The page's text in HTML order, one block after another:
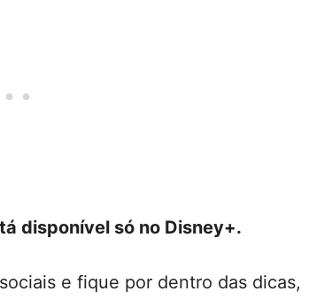
disponível só no Disney+.
e fique por dentro das dicas,